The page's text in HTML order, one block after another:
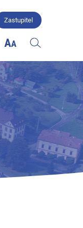
Zastupitel